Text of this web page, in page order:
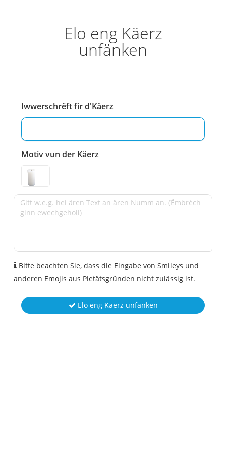
Elo eng Käerz
unfänken
Iwwerschrëft fir d'Käerz
Motiv vun der Käerz
Bitte beachten Sie, dass die Eingabe von Smileys und
anderen Emojis aus Pietätsgründen nicht zulässig ist.
Elo eng Käerz unfänken